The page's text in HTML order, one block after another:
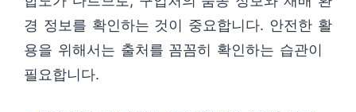
경 정보를 확인하는 것이 중요합니다. 안전한 활
용을 위해서는 출처를 꼼꼼히 확인하는 습관이
필요합니다.